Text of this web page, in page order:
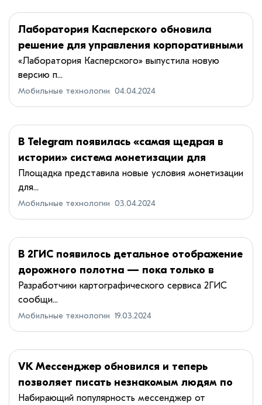
Лаборатория Касперского обновила
решение для управления корпоративными
мобильными устройствами
«Лаборатория Касперского» выпустила новую
версию п...
Мобильные технологии 04.04.2024
В Telegram появилась «самая щедрая в
истории» система монетизации для
владельцев каналов
Площадка представила новые условия монетизации
для...
Мобильные технологии 03.04.2024
В 2ГИС появилось детальное отображение
дорожного полотна — пока только в
Android
Разработчики картографического сервиса 2ГИС
сообщи...
Мобильные технологии 19.03.2024
VK Мессенджер обновился и теперь
позволяет писать незнакомым людям по
номеру телефона
Набирающий популярность мессенджер от